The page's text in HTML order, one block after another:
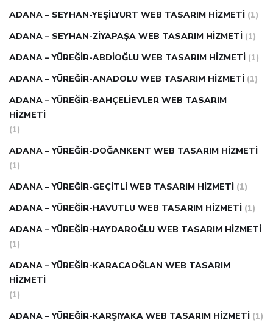
ADANA – SEYHAN-YEŞILYURT WEB TASARIM HIZMETI (1)
ADANA – SEYHAN-ZIYAPAŞA WEB TASARIM HIZMETI (1)
ADANA – YÜREĞIR-ABDIOĞLU WEB TASARIM HIZMETI (1)
ADANA – YÜREĞIR-ANADOLU WEB TASARIM HIZMETI (1)
ADANA – YÜREĞIR-BAHÇELIEVLER WEB TASARIM
HIZMETI
(1)
ADANA – YÜREĞIR-DOĞANKENT WEB TASARIM HIZMETI
(1)
ADANA – YÜREĞIR-GEÇITLI WEB TASARIM HIZMETI (1)
ADANA – YÜREĞIR-HAVUTLU WEB TASARIM HIZMETI (1)
ADANA – YÜREĞIR-HAYDAROĞLU WEB TASARIM HIZMETI
(1)
ADANA – YÜREĞIR-KARACAOĞLAN WEB TASARIM
HIZMETI
(1)
ADANA – YÜREĞIR-KARŞIYAKA WEB TASARIM HIZMETI (1)